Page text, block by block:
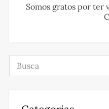
Somos gratos por ter
Pesquisar